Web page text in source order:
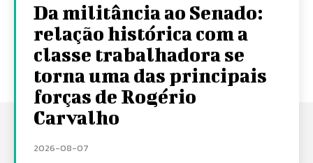
Da militância ao Senado:
relação histórica com a
classe trabalhadora se
torna uma das principais
forças de Rogério
Carvalho
2026-08-07